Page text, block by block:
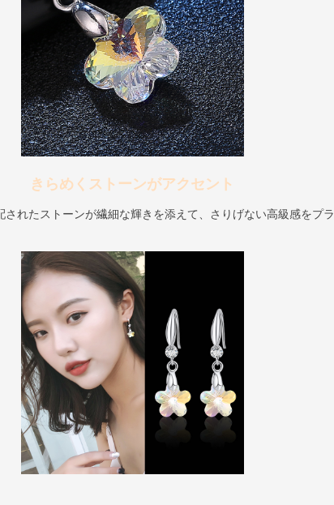
きらめくストーンがアクセント
されたストーンが繊細な輝きを添えて、さりげない高級感をプラ